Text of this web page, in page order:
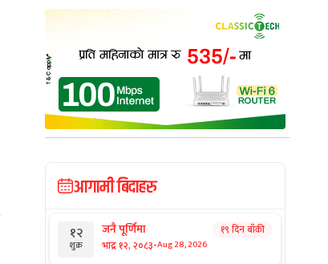
आगामी बिदाहरु
१२
शुक्र
जनै पूर्णिमा
भाद्र १२, २०८३-Aug 28, 2026
१९ दिन बाँकी